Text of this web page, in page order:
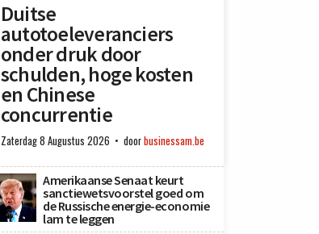
Duitse
autotoeleveranciers
onder druk door
schulden, hoge kosten
en Chinese
concurrentie
Zaterdag 8 Augustus 2026 doorbusinessam.be
Amerikaanse Senaat keurt
sanctiewetsvoorstel goed om
de Russische energie-economie
lam te leggen